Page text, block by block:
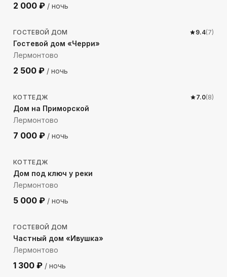
2 000 ₽ / ночь
409м до моря
ГОСТЕВОЙ ДОМ 9.4(7)
Гостевой дом «Черри»
Лермонтово
2 500 ₽ / ночь
207м до моря
КОТТЕДЖ 7.0(8)
Дом на Приморской
Лермонтово
7 000 ₽ / ночь
527м до моря
КОТТЕДЖ
Дом под ключ у реки
Лермонтово
5 000 ₽ / ночь
594м до моря
ГОСТЕВОЙ ДОМ
Частный дом «Ивушка»
Лермонтово
1 300 ₽ / ночь
773м до моря